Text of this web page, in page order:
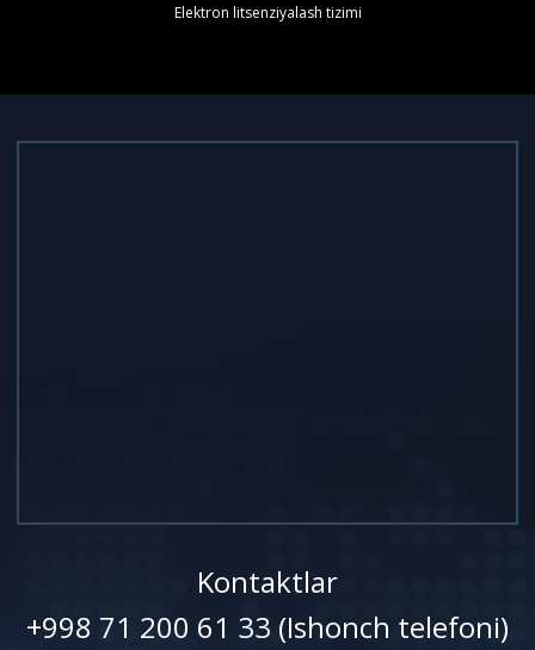
Uztelecom — Milliy operator
Kontaktlar
+998 71 200 61 33 (Ishonch telefoni)